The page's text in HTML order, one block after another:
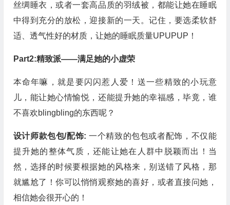
丝绸睡衣，或者一套高品质的羽绒被，都能让她在睡眠
中得到充分的放松，迎接新的一天。记住，要选柔软舒
适、透气性好的材质，让她的睡眠质量UPUPUP！
Part2:精致派——满足她的小虚荣
本命年嘛，就是要闪闪惹人爱！送一些精致的小玩意
儿，能让她心情愉悦，还能提升她的幸福感，毕竟，谁
不喜欢blingbling的东西呢？
设计师款包包/配饰: 一个精致的包包或者配饰，不仅能
提升她的整体气质，还能让她在人群中脱颖而出！当
然，选择的时候要根据她的风格来，别送错了风格，那
就尴尬了！你可以悄悄观察她的喜好，或者直接问她，
相信她会很开心的！